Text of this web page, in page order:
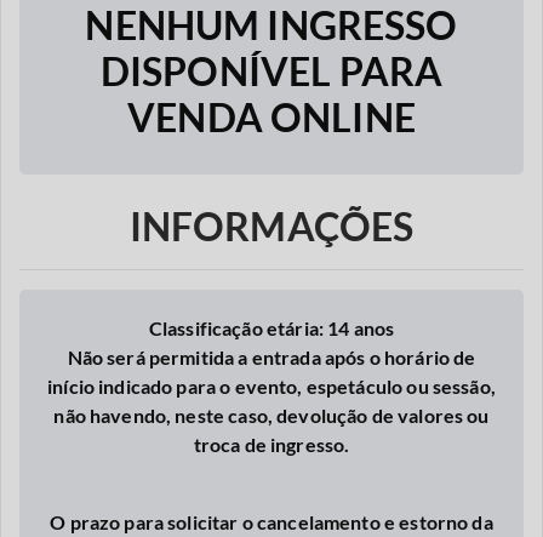
NENHUM INGRESSO
DISPONÍVEL PARA
VENDA ONLINE
INFORMAÇÕES
Classificação etária: 14 anos
Não será permitida a entrada após o horário de
início indicado para o evento, espetáculo ou sessão,
não havendo, neste caso, devolução de valores ou
troca de ingresso.
O prazo para solicitar o cancelamento e estorno da